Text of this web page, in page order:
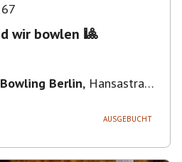
67
wir bowlen 🎱
Bowling Berlin, Hansastraße
AUSGEBUCHT